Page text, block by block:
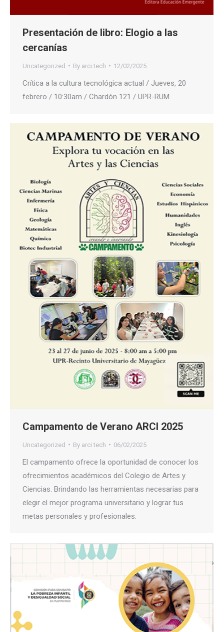
Presentación de libro: Elogio a las
cercanías
Uncategorized By arci tech 12/02/2025
Crítica a la cultura tecnológica actual / Jueves, 20
febrero / 10:30am / Chardón 121 / UPR-RUM
Campamento de Verano ARCI 2025
Uncategorized By arci tech 06/02/2025
El campamento ofrece la oportunidad de conocer los
ofrecimientos académicos del Colegio de Artes y
Ciencias. Brindando las herramientas necesarias para
elegir el mejor programa universitario y lograr tus
metas personales y profesionales.